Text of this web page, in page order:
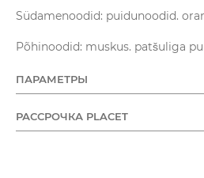
Südamenoodid: puidunoodid.
Põhinoodid: muskus. patšuliga
ПАРАМЕТРЫ
РАССРОЧКА PLACET